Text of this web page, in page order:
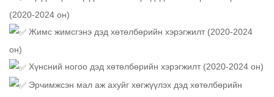
(2020-2024 он)
Жимс жимсгэнэ дэд хөтөлбөрийн хэрэгжилт (2020-2024
он)
Хүнсний ногоо дэд хөтөлбөрийн хэрэгжилт (2020-2024 он)
Эрчимжсэн мал аж ахуйг хөгжүүлэх дэд хөтөлбөрийн